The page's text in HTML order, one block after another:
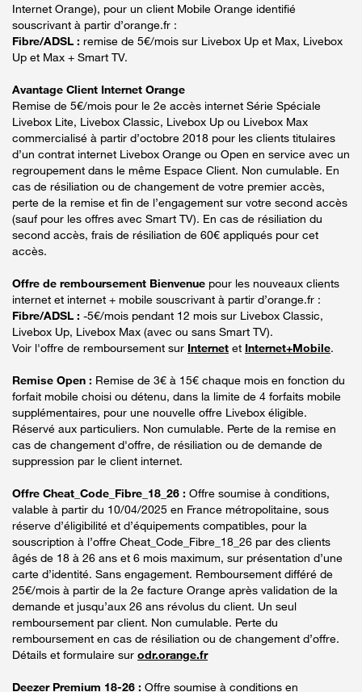
Internet Orange), pour un client Mobile Orange identifié
souscrivant à partir d’orange.fr :
Fibre/ADSL : remise de 5€/mois sur Livebox Up et Max, Livebox
Up et Max + Smart TV.
Avantage Client Internet Orange
Remise de 5€/mois pour le 2e accès internet Série Spéciale
Livebox Lite, Livebox Classic, Livebox Up ou Livebox Max
commercialisé à partir d’octobre 2018 pour les clients titulaires
d’un contrat internet Livebox Orange ou Open en service avec un
regroupement dans le même Espace Client. Non cumulable. En
cas de résiliation ou de changement de votre premier accès,
perte de la remise et fin de l’engagement sur votre second accès
(sauf pour les offres avec Smart TV). En cas de résiliation du
second accès, frais de résiliation de 60€ appliqués pour cet
accès.
Offre de remboursement Bienvenue pour les nouveaux clients
internet et internet + mobile souscrivant à partir d’orange.fr :
Fibre/ADSL : -5€/mois pendant 12 mois sur Livebox Classic,
Livebox Up, Livebox Max (avec ou sans Smart TV).
Voir l'offre de remboursement sur Internet et Internet+Mobile.
Remise Open : Remise de 3€ à 15€ chaque mois en fonction du
forfait mobile choisi ou détenu, dans la limite de 4 forfaits mobile
supplémentaires, pour une nouvelle offre Livebox éligible.
Réservé aux particuliers. Non cumulable. Perte de la remise en
cas de changement d'offre, de résiliation ou de demande de
suppression par le client internet.
Offre Cheat_Code_Fibre_18_26 : Offre soumise à conditions,
valable à partir du 10/04/2025 en France métropolitaine, sous
réserve d’éligibilité et d’équipements compatibles, pour la
souscription à l’offre Cheat_Code_Fibre_18_26 par des clients
âgés de 18 à 26 ans et 6 mois maximum, sur présentation d’une
carte d’identité. Sans engagement. Remboursement différé de
25€/mois à partir de la 2e facture Orange après validation de la
demande et jusqu’aux 26 ans révolus du client. Un seul
remboursement par client. Non cumulable. Perte du
remboursement en cas de résiliation ou de changement d’offre.
Détails et formulaire sur odr.orange.fr
Deezer Premium 18-26 : Offre soumise à conditions en